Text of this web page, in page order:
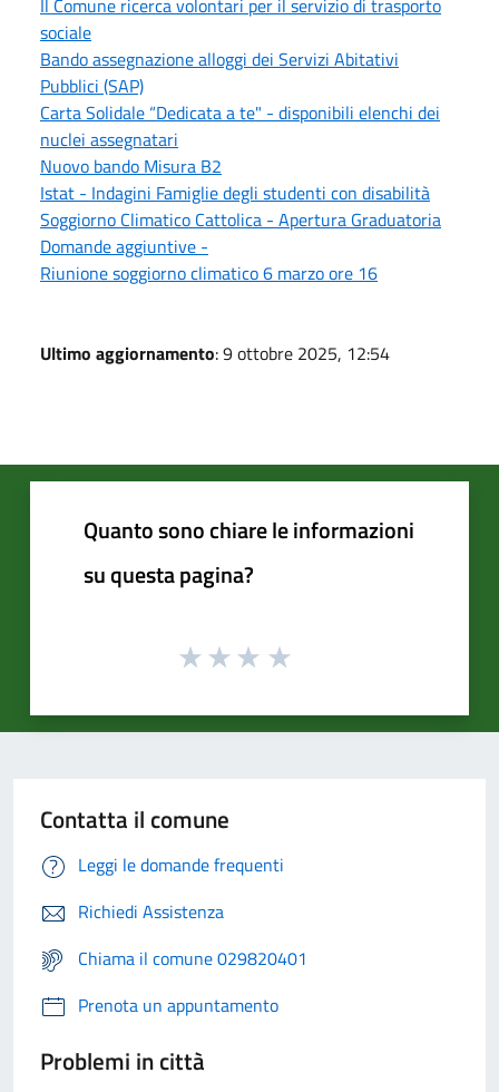
sociale
Bando assegnazione alloggi dei Servizi Abitativi
Pubblici (SAP)
Carta Solidale “Dedicata a te" - disponibili elenchi dei
nuclei assegnatari
Nuovo bando Misura B2
Istat - Indagini Famiglie degli studenti con disabilità
Soggiorno Climatico Cattolica - Apertura Graduatoria
Domande aggiuntive -
Riunione soggiorno climatico 6 marzo ore 16
Ultimo aggiornamento: 9 ottobre 2025, 12:54
Quanto sono chiare le informazioni
su questa pagina?
Contatta il comune
Leggi le domande frequenti
Richiedi Assistenza
Chiama il comune 029820401
Prenota un appuntamento
Problemi in città